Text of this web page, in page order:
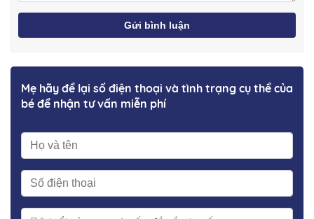
Gửi bình luận
Mẹ hãy để lại số điện thoại và tình trạng cụ thể của
bé để nhận tư vấn miễn phí